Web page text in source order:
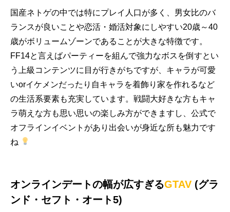
国産ネトゲの中では特にプレイ人口が多く、男女比のバ
ランスが良いことや恋活・婚活対象にしやすい20歳～40
歳がボリュームゾーンであることが大きな特徴です。
FF14と言えばパーティーを組んで強力なボスを倒すとい
う上級コンテンツに目が行きがちですが、キャラが可愛
いorイケメンだったり自キャラを着飾り家を作れるなど
の生活系要素も充実しています。戦闘大好きな方もキャ
ラ萌えな方も思い思いの楽しみ方ができますし、公式で
オフラインイベントがあり出会いが身近な所も魅力です
ね
オンラインデートの幅が広すぎるGTAV (グラ
ンド・セフト・オート5)